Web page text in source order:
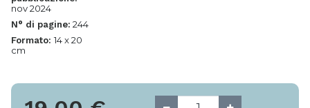
nov 2024
N° di pagine: 244
Formato: 14 x 20
cm